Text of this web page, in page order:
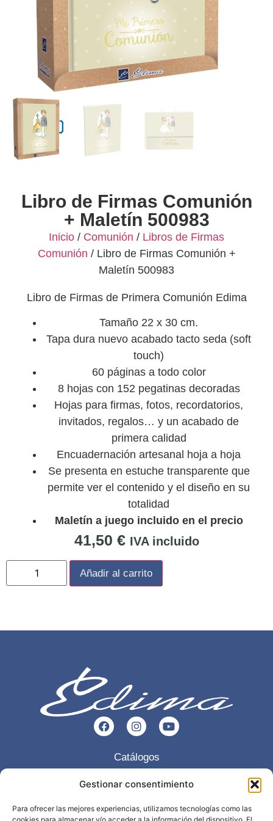
Gestionar consentimiento
Para ofrecer las mejores experiencias, utilizamos tecnologías como las
Libro de Firmas Comunión
+ Maletín 500983
Inicio / Comunión / Libros de Firmas
Comunión / Libro de Firmas Comunión +
Maletín 500983
Libro de Firmas de Primera Comunión Edima
Tamaño 22 x 30 cm.
Tapa dura nuevo acabado tacto seda (soft
touch)
60 páginas a todo color
8 hojas con 152 pegatinas decoradas
Hojas para firmas, fotos, recordatorios,
invitados, regalos… y un acabado de
primera calidad
Encuadernación artesanal hoja a hoja
Se presenta en estuche transparente que
permite ver el contenido y el diseño en su
totalidad
Maletín a juego incluido en el precio
41,50 € IVA incluido
Añadir al carrito
Catálogos
Servicios